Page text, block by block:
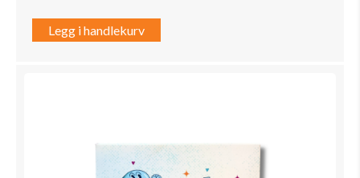
Legg i handlekurv